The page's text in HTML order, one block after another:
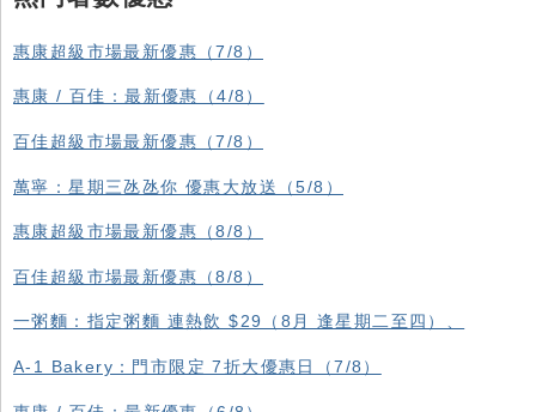
惠康超級市場最新優惠（7/8）
惠康 / 百佳：最新優惠（4/8）
百佳超級市場最新優惠（7/8）
萬寧：星期三氹氹你 優惠大放送（5/8）
惠康超級市場最新優惠（8/8）
百佳超級市場最新優惠（8/8）
一粥麵：指定粥麵 連熱飲 $29（8月 逢星期二至四）、
A-1 Bakery：門市限定 7折大優惠日（7/8）